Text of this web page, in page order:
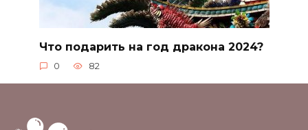
Что подарить на год дракона 2024?
0 82